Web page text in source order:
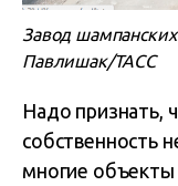
Завод
Павлишак/ТАСС
Надо признать,
собственность
многие объекты